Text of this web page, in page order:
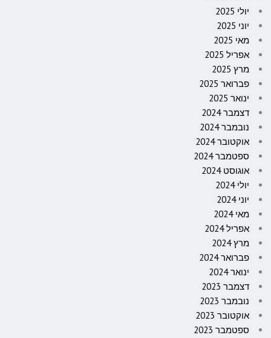
יולי 2025
יוני 2025
מאי 2025
אפריל 2025
מרץ 2025
פברואר 2025
ינואר 2025
דצמבר 2024
נובמבר 2024
אוקטובר 2024
ספטמבר 2024
אוגוסט 2024
יולי 2024
יוני 2024
מאי 2024
אפריל 2024
מרץ 2024
פברואר 2024
ינואר 2024
דצמבר 2023
נובמבר 2023
אוקטובר 2023
ספטמבר 2023